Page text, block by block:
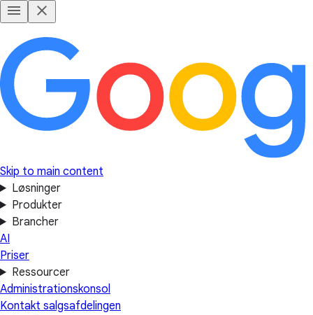
Skip to main content
Løsninger
Produkter
Brancher
AI
Priser
Ressourcer
Administrationskonsol
Kontakt salgsafdelingen